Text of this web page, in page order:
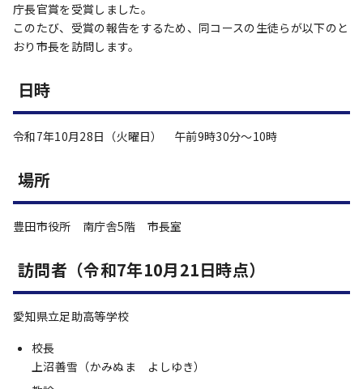
庁長官賞を受賞しました。
このたび、受賞の報告をするため、同コースの生徒らが以下のと
おり市長を訪問します。
日時
令和7年10月28日（火曜日） 午前9時30分～10時
場所
豊田市役所 南庁舎5階 市長室
訪問者（令和7年10月21日時点）
愛知県立足助高等学校
校長
上沼善雪（かみぬま よしゆき）